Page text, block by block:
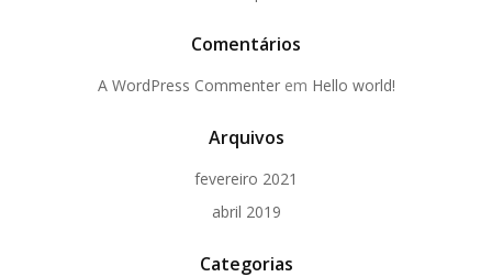
Comentários
A WordPress Commenterem Hello world!
Arquivos
fevereiro 2021
abril 2019
Categorias